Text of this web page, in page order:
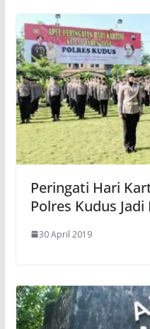
Peringati Hari
Polres Kudus
30 April 2019